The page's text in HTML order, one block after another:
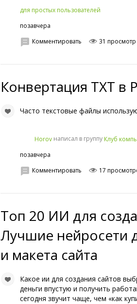
для простых пользователей
позавчера
Комментировать 31 просмотр
Конвертация TXT в
Часто текстовые файлы
Horov написал в группу Клуб
позавчера
Комментировать 17
Топ 20 ИИ для
Лучшие нейросети
и макета сайта
Какое ии для создания сайтов
деньги впустую и получить
сегодня звучит чаще, чем «как